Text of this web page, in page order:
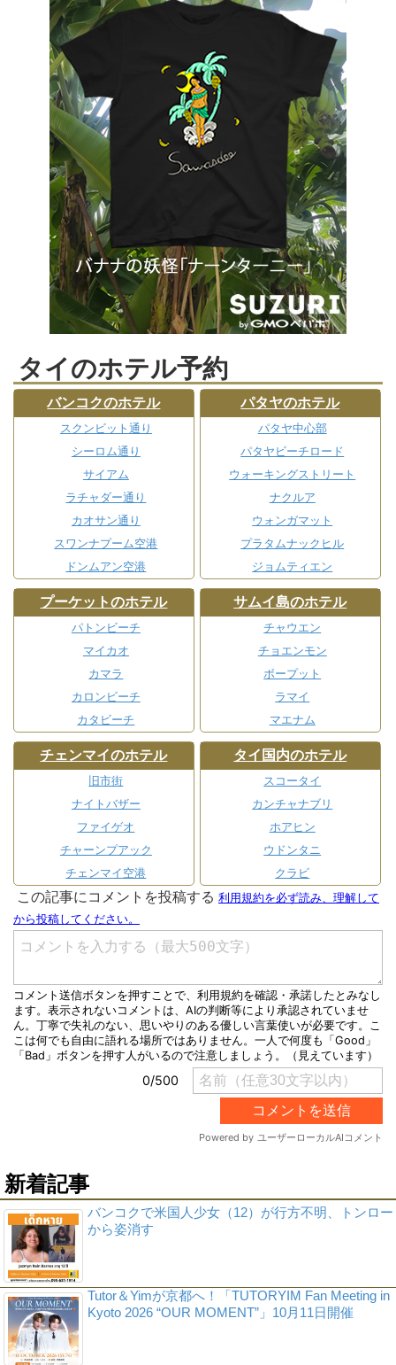
タイのホテル予約
バンコクのホテル
スクンビット通り
シーロム通り
サイアム
ラチャダー通り
カオサン通り
スワンナプーム空港
ドンムアン空港
パタヤのホテル
パタヤ中心部
パタヤビーチロード
ウォーキングストリート
ナクルア
ウォンガマット
プラタムナックヒル
ジョムティエン
プーケットのホテル
パトンビーチ
マイカオ
カマラ
カロンビーチ
カタビーチ
サムイ島のホテル
チャウエン
チョエンモン
ボープット
ラマイ
マエナム
チェンマイのホテル
旧市街
ナイトバザー
ファイゲオ
チャーンプアック
チェンマイ空港
タイ国内のホテル
スコータイ
カンチャナブリ
ホアヒン
ウドンタニ
クラビ
新着記事
バンコクで米国人少女（12）が行方不明、トンロー
から姿消す
Tutor＆Yimが京都へ！「TUTORYIM Fan Meeting in
Kyoto 2026 “OUR MOMENT”」10月11日開催